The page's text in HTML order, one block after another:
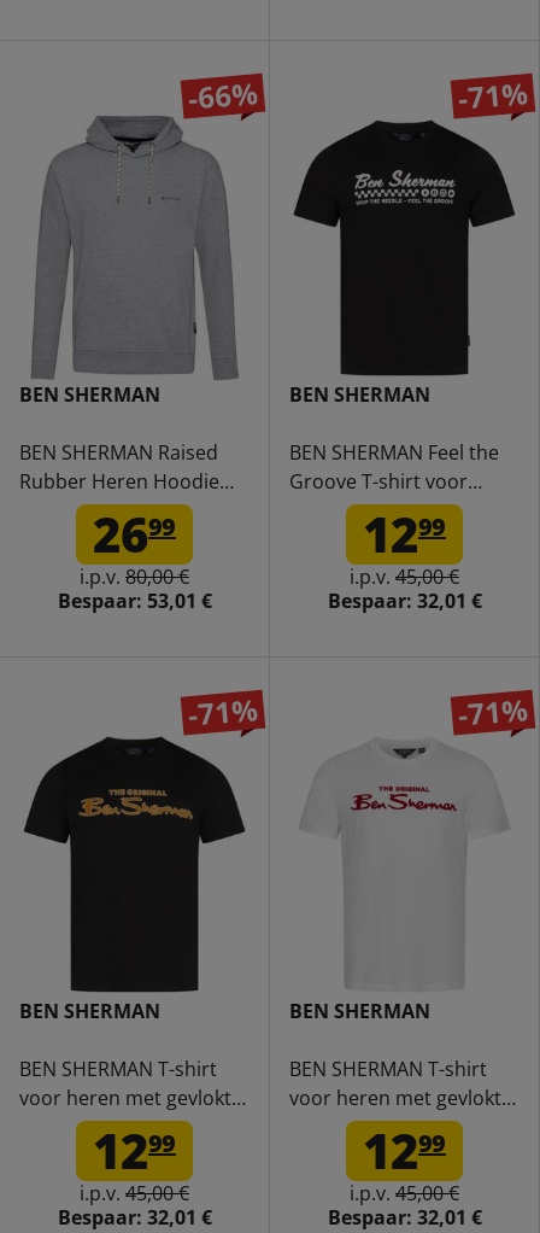
-66%
BEN SHERMAN
BEN SHERMAN Raised
Rubber Heren Hoodie
0072157G-GREY MARL
2699
i.p.v. 80,00 €
Bespaar: 53,01 €
-71%
BEN SHERMAN
BEN SHERMAN Feel the
Groove T-shirt voor
heren 1012965-BLACK
1299
i.p.v. 45,00 €
Bespaar: 32,01 €
-71%
BEN SHERMAN
BEN SHERMAN T-shirt
voor heren met gevlokt
logo 0076268N-BLACK
1299
i.p.v. 45,00 €
Bespaar: 32,01 €
-71%
BEN SHERMAN
BEN SHERMAN T-shirt
voor heren met gevlokt
logo 0076268-010
1299
i.p.v. 45,00 €
Bespaar: 32,01 €